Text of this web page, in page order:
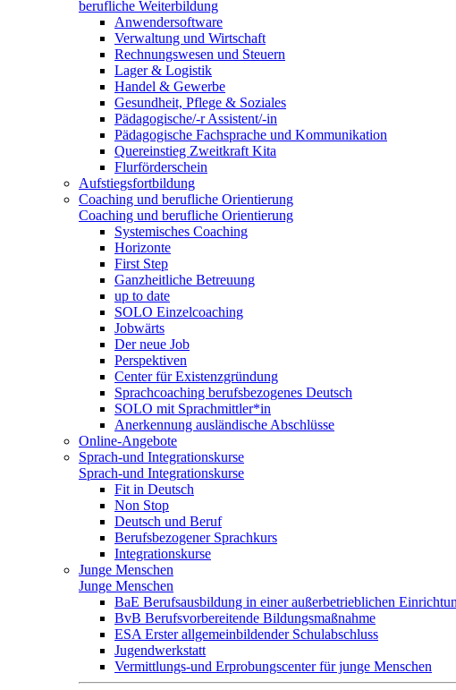
berufliche Weiterbildung
Anwendersoftware
Verwaltung und Wirtschaft
Rechnungswesen und Steuern
Lager & Logistik
Handel & Gewerbe
Gesundheit, Pflege & Soziales
Pädagogische/-r Assistent/-in
Pädagogische Fachsprache und Kommunikation
Quereinstieg Zweitkraft Kita
Flurförderschein
Aufstiegsfortbildung
Coaching und berufliche Orientierung
Coaching und berufliche Orientierung
Systemisches Coaching
Horizonte
First Step
Ganzheitliche Betreuung
up to date
SOLO Einzelcoaching
Jobwärts
Der neue Job
Perspektiven
Center für Existenzgründung
Sprachcoaching berufsbezogenes Deutsch
SOLO mit Sprachmittler*in
Anerkennung ausländische Abschlüsse
Online-Angebote
Sprach-und Integrationskurse
Sprach-und Integrationskurse
Fit in Deutsch
Non Stop
Deutsch und Beruf
Berufsbezogener Sprachkurs
Integrationskurse
Junge Menschen
Junge Menschen
BaE Berufsausbildung in einer außerbetrieblichen
BvB Berufsvorbereitende Bildungsmaßnahme
ESA Erster allgemeinbildender Schulabschluss
Jugendwerkstatt
Vermittlungs-und Erprobungscenter für junge Menschen